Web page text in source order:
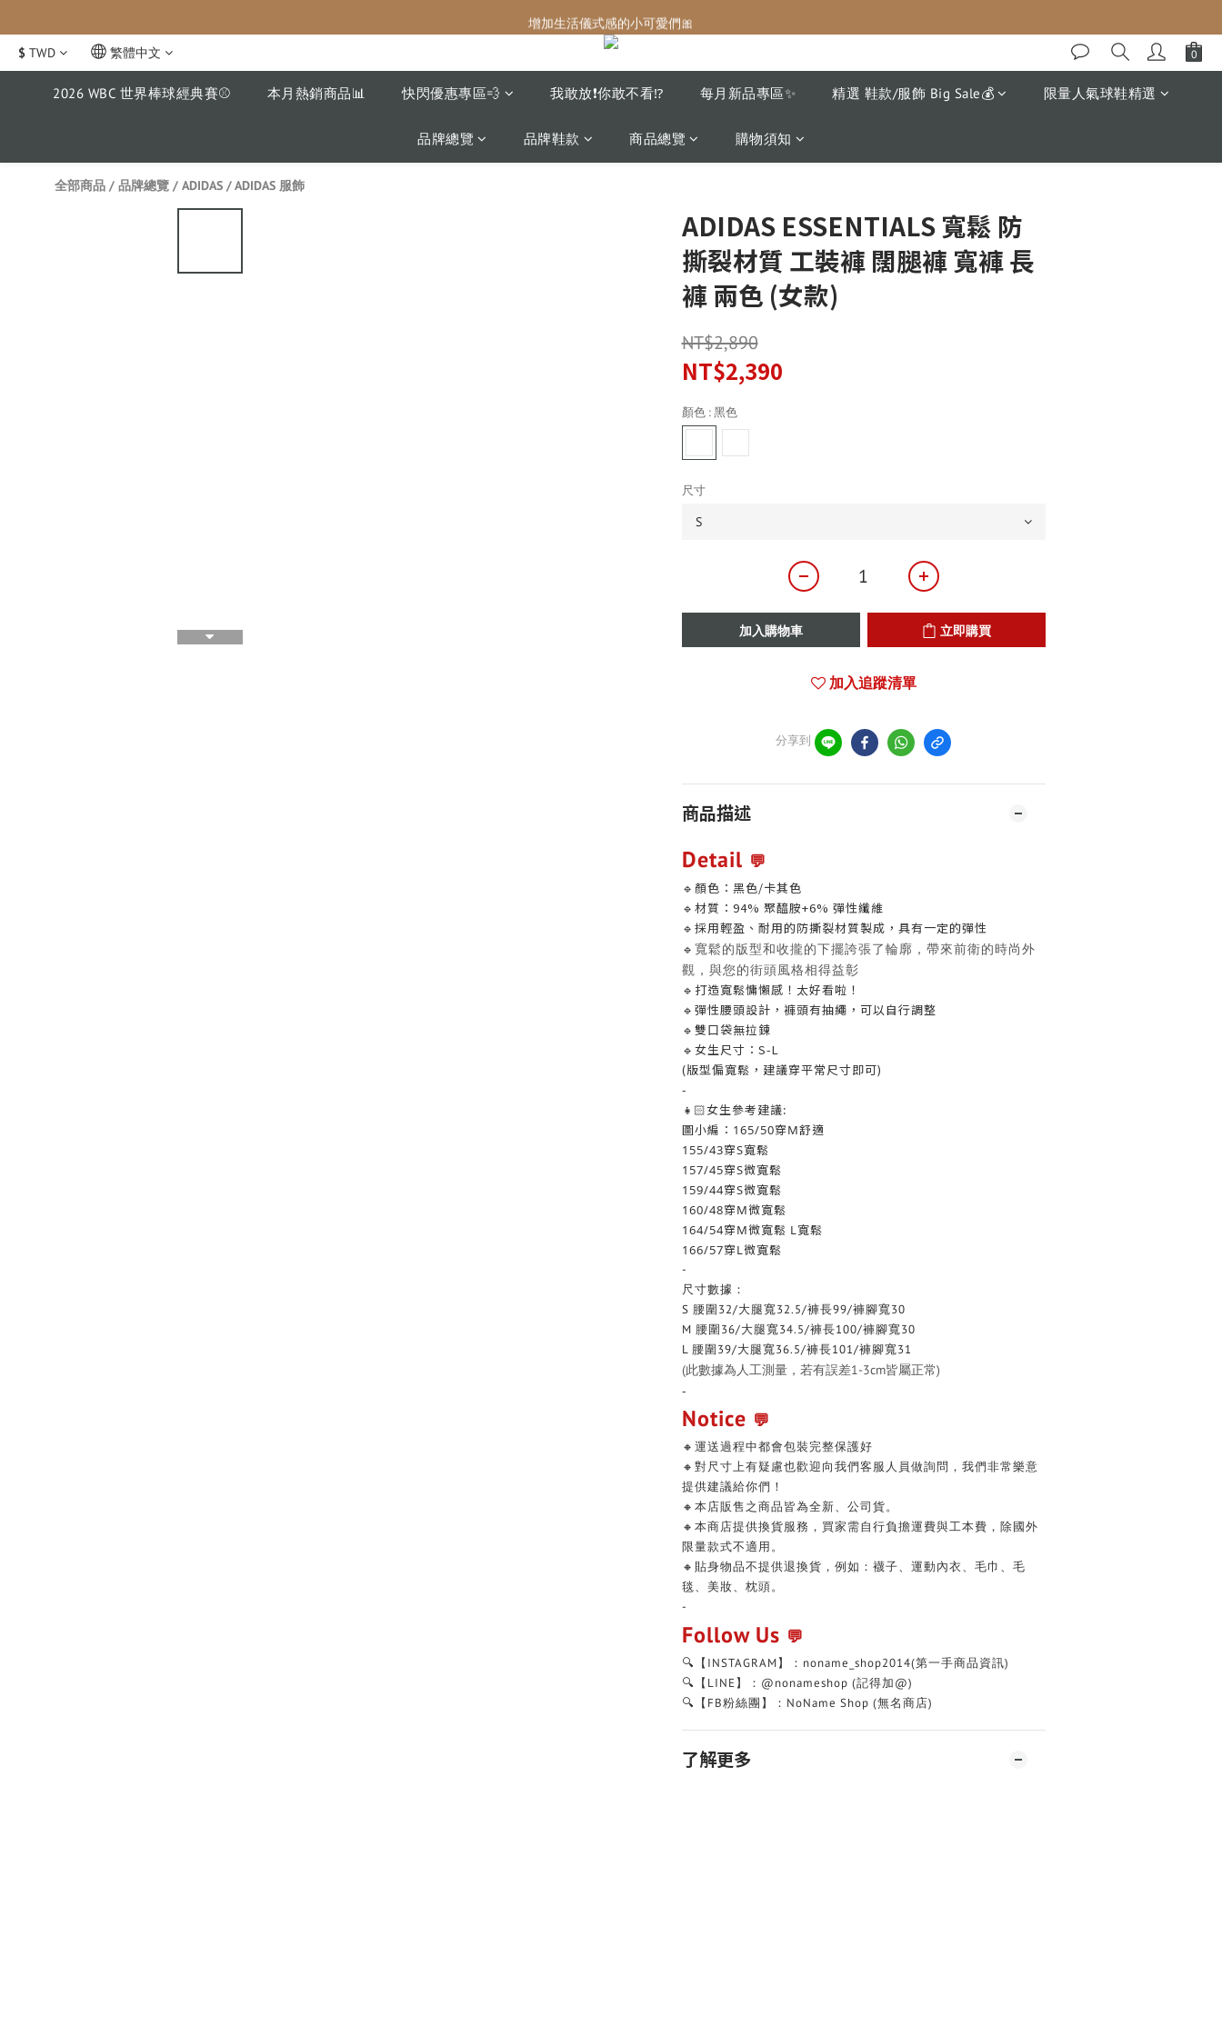
增加生活儀式感的小可愛們🎀
增加生活儀式感的小可愛們🎀
最後現貨‼️這價格不需要再解釋🔥
增加生活儀式感的小可愛們🎀
$ TWD 繁體中文
2026 WBC 世界棒球經典賽⚾️ 本月熱銷商品📊 快閃優惠專區💨 我敢放❗️你敢不看⁉️ 每月新品專區✨ 精選 鞋款/服飾 Big Sale💰 限量人氣球鞋精選
品牌總覽 品牌鞋款 商品總覽 購物須知
全部商品 / 品牌總覽 / ADIDAS /ADIDAS 服飾
ADIDAS ESSENTIALS 寬鬆 防
撕裂材質 工裝褲 闊腿褲 寬褲 長
褲 兩色 (女款)
NT$2,890
NT$2,390
顏色 : 黑色
尺寸
加入購物車 立即購買
加入追蹤清單
分享到
商品描述
Detail 💬
🔹顏色：黑色/卡其色
🔹材質：94% 聚醯胺+6% 彈性纖維
🔹採用輕盈、耐用的防撕裂材質製成，具有一定的彈性
🔹 寬鬆的版型和收攏的下擺誇張了輪廓，帶來前衛的時尚外
觀，與您的街頭風格相得益彰
🔹打造寬鬆慵懶感！太好看啦！
🔹彈性腰頭設計，褲頭有抽繩，可以自行調整
🔹雙口袋無拉鍊
🔹女生尺寸：S-L
(版型偏寬鬆，建議穿平常尺寸即可)
-
👧🏻女生參考建議:
圖小編：165/50穿M舒適
155/43穿S寬鬆
157/45穿S微寬鬆
159/44穿S微寬鬆
160/48穿M微寬鬆
164/54穿M微寬鬆 L寬鬆
166/57穿L微寬鬆
-
尺寸數據：
S 腰圍32/大腿寬32.5/褲長99/褲腳寬30
M 腰圍36/大腿寬34.5/褲長100/褲腳寬30
L 腰圍39/大腿寬36.5/褲長101/褲腳寬31
(此數據為人工測量，若有誤差1-3cm皆屬正常)
-
Notice 💬
🔸運送過程中都會包裝完整保護好
🔸對尺寸上有疑慮也歡迎向我們客服人員做詢問，我們非常樂意
提供建議給你們！
🔸本店販售之商品皆為全新、公司貨。
🔸本商店提供換貨服務，買家需自行負擔運費與工本費，除國外
限量款式不適用。
🔸貼身物品不提供退換貨，例如：襪子、運動內衣、毛巾、毛
毯、美妝、枕頭。
-
Follow Us 💬
🔍【INSTAGRAM】：noname_shop2014(第一手商品資訊)
🔍【LINE】：@nonameshop (記得加@)
🔍【FB粉絲團】：NoName Shop (無名商店)
了解更多